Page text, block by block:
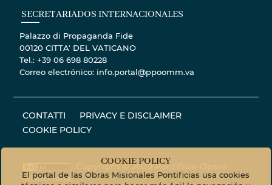
SECRETARIADOS INTERNACIONALES
Palazzo di Propaganda Fide
00120 CITTA' DEL VATICANO
Tel.: +39 06 698 80228
Correo electrónico: info.portal@ppoomm.va
CONTATTI
PRIVACY E DISCLAIMER
COOKIE POLICY
Copyright © 2020 Pontificie Opere
Missionarie
COOKIE POLICY
El portal de las Obras Misionales Pontificias usa cookies